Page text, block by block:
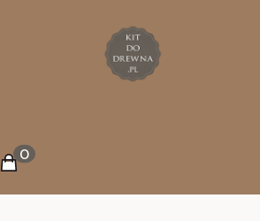
Produkty w koszyku: 0. Zobacz szczegóły
Koszyk